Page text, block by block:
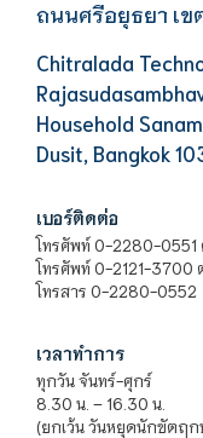
ถนนศรีอยุธยา เข
Chitralada
Household
Dusit, Bangkok
เบอร์ติดต่อ
โทรศัพท์ 0-2280-0551
โทรศัพท์ 0-2121-3700
โทรสาร 0-2280-0552
เวลาทำการ
ทุกวัน จันทร์-ศุกร์
8.30 น. – 16.30 น.
(ยกเว้น วันหยุดนักขัตฤก